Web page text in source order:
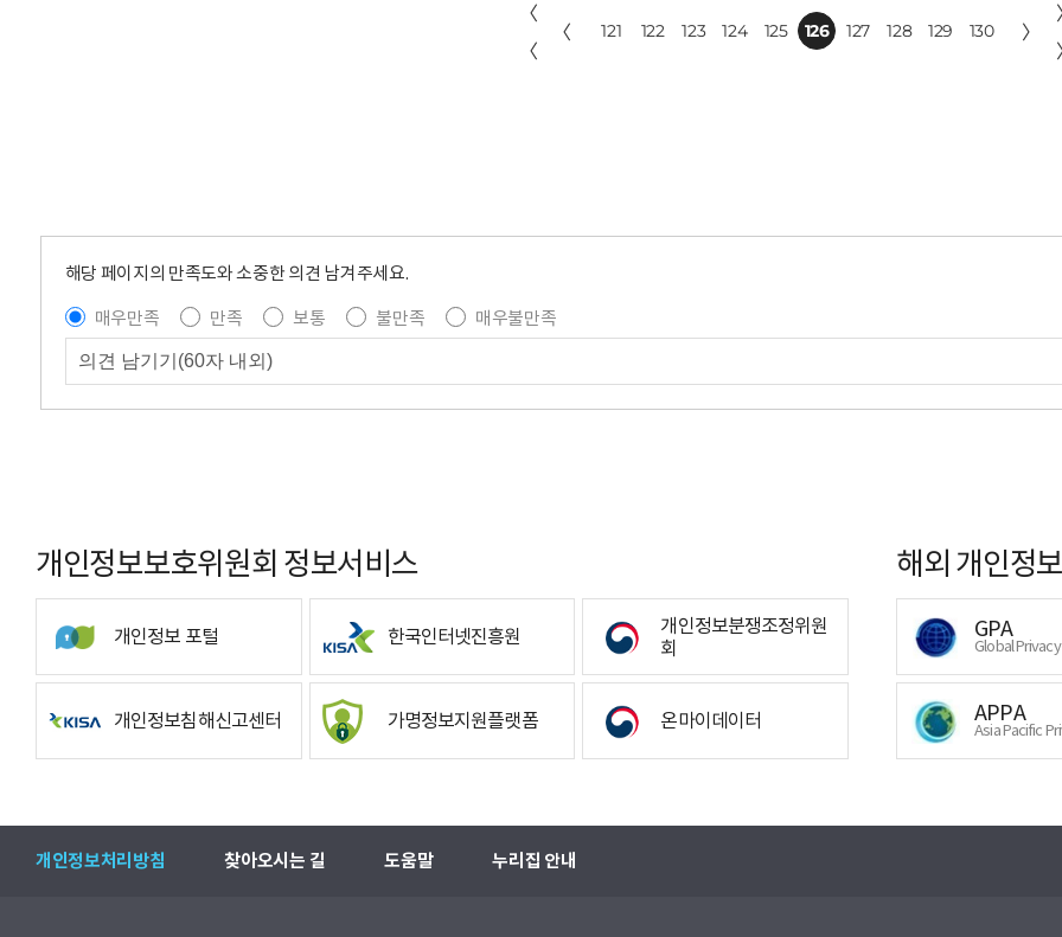
〈
〈
〈 121 122 123 124 125 126 127 128 129 130 〉
해당 페이지의 만족도와 소중한 의견 남겨주세요.
매우만족
만족 보통 불만족
매우불만족
개인정보보호위원회 정보서비스
개인정보 포털 한국인터넷진흥원
개인정보분쟁조정위원
회
개인정보침해신고센터 가명정보지원플랫폼 온마이데이터
해외 개인정
GPA
Global
APPA
Asia Pacific
개인정보처리방침 찾아오시는 길 도움말 누리집 안내